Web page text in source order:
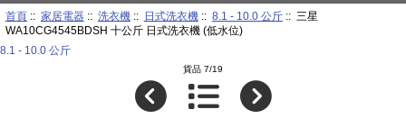
首頁:: 家居電器:: 洗衣機:: 日式洗衣機:: 8.1 - 10.0 公斤:: 三星
WA10CG4545BDSH 十公斤 日式洗衣機 (低水位)
8.1 - 10.0 公斤
貨品 7/19